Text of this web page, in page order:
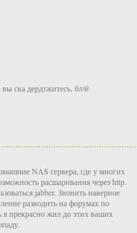
ска дердтжитесь, бл@
NAS сервера, где у многих
расшаривания через http.
jabber. Звонить наверное
разводить на форумах по
я прекрасно жил до этих ваших